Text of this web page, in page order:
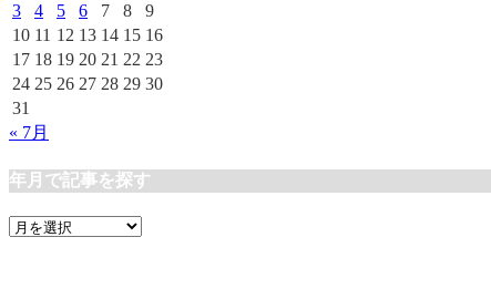
3
4 5 6 7 8
9
10 11 12 13 14 15 16
17 18 19 20 21 22 23
24 25 26 27 28 29 30
31
« 7月
年月で記事を探す
年